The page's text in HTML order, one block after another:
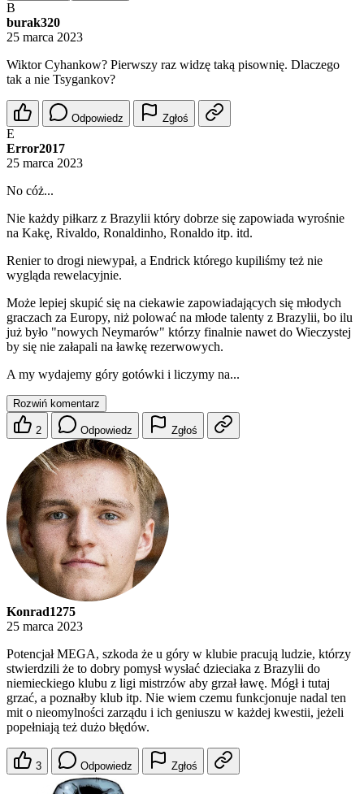
B
burak320
25 marca 2023
Wiktor Cyhankow? Pierwszy raz widzę taką pisownię. Dlaczego
tak a nie Tsygankov?
Odpowiedz Zgłoś
E
Error2017
25 marca 2023
No cóż...
Nie każdy piłkarz z Brazylii który dobrze się zapowiada wyrośnie
na Kakę, Rivaldo, Ronaldinho, Ronaldo itp. itd.
Renier to drogi niewypał, a Endrick którego kupiliśmy też nie
wygląda rewelacyjnie.
Może lepiej skupić się na ciekawie zapowiadających się młodych
graczach za Europy, niż polować na młode talenty z Brazylii, bo ilu
już było "nowych Neymarów" którzy finalnie nawet do Wieczystej
by się nie załapali na ławkę rezerwowych.
A my wydajemy góry gotówki i liczymy na...
Rozwiń komentarz
2 Odpowiedz Zgłoś
Konrad1275
25 marca 2023
Potencjał MEGA, szkoda że u góry w klubie pracują ludzie, którzy
stwierdzili że to dobry pomysł wysłać dzieciaka z Brazylii do
niemieckiego klubu z ligi mistrzów aby grzał ławę. Mógł i tutaj
grzać, a poznałby klub itp. Nie wiem czemu funkcjonuje nadal ten
mit o nieomylności zarządu i ich geniuszu w każdej kwestii, jeżeli
popełniają też dużo błędów.
3 Odpowiedz Zgłoś